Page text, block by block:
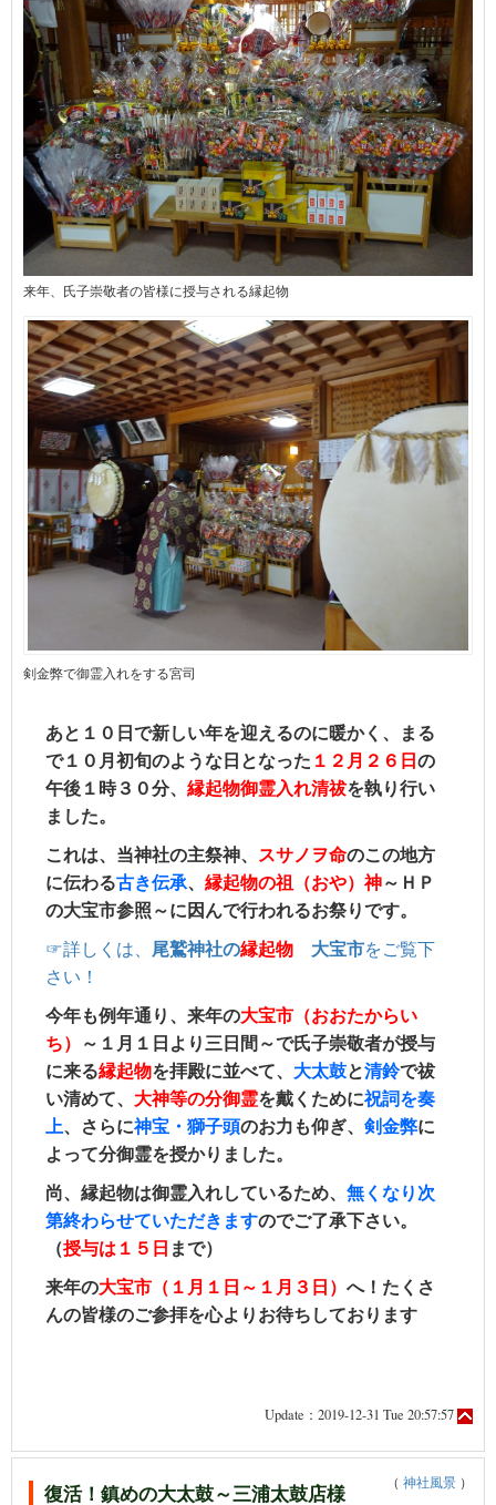
来年、氏子崇敬者の皆様に授与される縁起物
剣金弊で御霊入れをする宮司
あと１０日で新しい年を迎えるのに暖かく、まる
で１０月初旬のような日となった １２月２６日 の
午後１時３０分、 縁起物御霊入れ清祓を執り行い
ました。
これは、当神社の主祭神、 スサノヲ命のこの地方
に伝わる古き伝承、 縁起物の祖（おや）神～ＨＰ
の大宝市参照～に因んで行われるお祭りです。
☞詳しくは、 尾鷲神社の縁起物 大宝市をご覧下
さい！
今年も例年通り、来年の大宝市（おおたからい
ち）
～１月１日より三日間～で氏子崇敬者が授与
に来る縁起物を拝殿に並べて、 大太鼓と清鈴で祓
い清めて、 大神等の分御霊を戴くために祝詞を奏
上、さらに神宝・獅子頭のお力も仰ぎ、 剣金弊に
よって分御霊を授かりました。
尚、縁起物は御霊入れしているため、 無くなり次
第終わらせていただきますのでご了承下さい。
（授与は１５日 まで）
来年の大宝市（１月１日～１月３日） へ！たくさ
んの皆様のご参拝を心よりお待ちしております
Update：2019-12-31 Tue 20:57:57
復活！鎮めの大太鼓～三浦太鼓店様 （ 神社風景 ）